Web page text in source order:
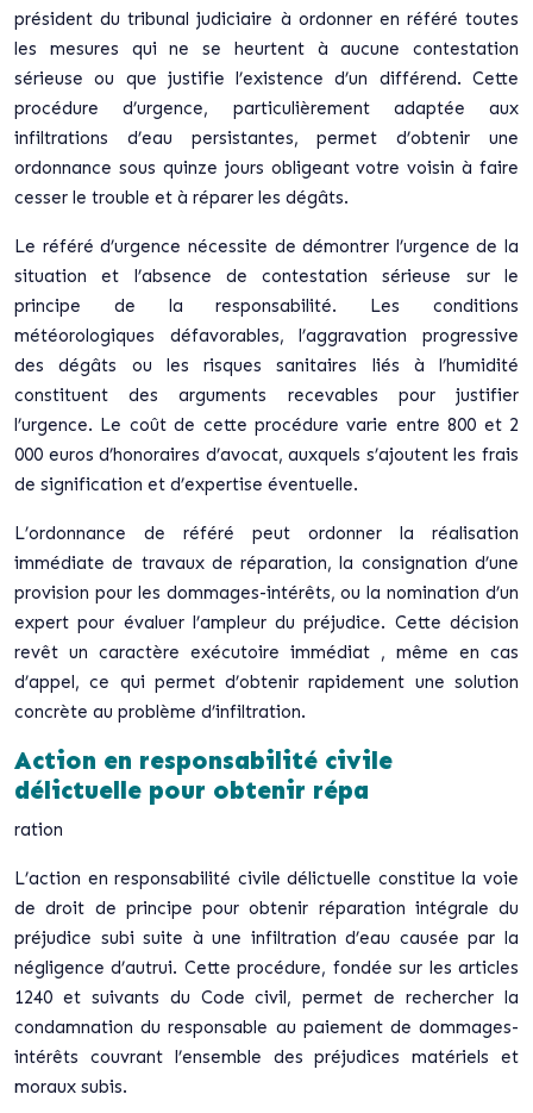
président du tribunal judiciaire à ordonner en référé toutes
les mesures qui ne se heurtent à aucune contestation
sérieuse ou que justifie l’existence d’un différend. Cette
procédure d’urgence, particulièrement adaptée aux
infiltrations d’eau persistantes, permet d’obtenir une
ordonnance sous quinze jours obligeant votre voisin à faire
cesser le trouble et à réparer les dégâts.
Le référé d’urgence nécessite de démontrer l’urgence de la
situation et l’absence de contestation sérieuse sur le
principe de la responsabilité. Les conditions
météorologiques défavorables, l’aggravation progressive
des dégâts ou les risques sanitaires liés à l’humidité
constituent des arguments recevables pour justifier
l’urgence. Le coût de cette procédure varie entre 800 et 2
000 euros d’honoraires d’avocat, auxquels s’ajoutent les frais
de signification et d’expertise éventuelle.
L’ordonnance de référé peut ordonner la réalisation
immédiate de travaux de réparation, la consignation d’une
provision pour les dommages-intérêts, ou la nomination d’un
expert pour évaluer l’ampleur du préjudice. Cette décision
revêt un caractère exécutoire immédiat , même en cas
d’appel, ce qui permet d’obtenir rapidement une solution
concrète au problème d’infiltration.
Action en responsabilité civile
délictuelle pour obtenir répa
ration
L’action en responsabilité civile délictuelle constitue la voie
de droit de principe pour obtenir réparation intégrale du
préjudice subi suite à une infiltration d’eau causée par la
négligence d’autrui. Cette procédure, fondée sur les articles
1240 et suivants du Code civil, permet de rechercher la
condamnation du responsable au paiement de dommages-
intérêts couvrant l’ensemble des préjudices matériels et
moraux subis.